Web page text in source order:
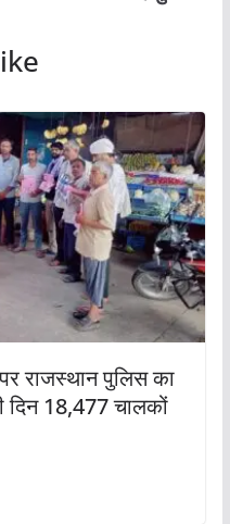
राजस्थान पुलिस का
दिन 18,477 चालकों